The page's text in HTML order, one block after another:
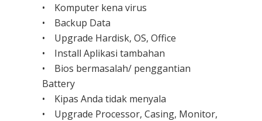
• Komputer kena virus
• Backup Data
• Upgrade Hardisk, OS, Office
• Install Aplikasi tambahan
• Bios bermasalah/ penggantian
Battery
• Kipas Anda tidak menyala
• Upgrade Processor, Casing, Monitor,